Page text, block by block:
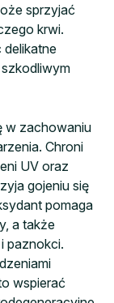
sprzyjać
krwi.
w zachowaniu
Chroni
UV oraz
gojeniu się
pomaga
a także
paznokci.
wspierać